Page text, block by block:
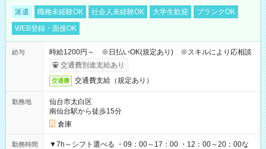
派遣 職種未経験OK 社会人未経験OK 大学生歓迎
ブランクOK
WEB登録・面接OK
給与
時給1200円～ ※日払いOK(規定あり) ※スキルにより応相談
交通費別途支給あり
交通費 交通費支給（規定あり）
勤務地
仙台市太白区
南仙台駅から徒歩15分
倉庫
勤務時間
▼7h～シフト選べる ・09：00～17：00 ・12：00～20：00な